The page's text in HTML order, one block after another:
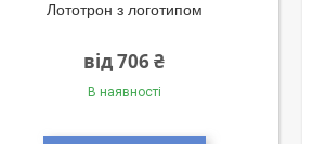
Лототрон з логотипом
від 706 ₴
В наявності